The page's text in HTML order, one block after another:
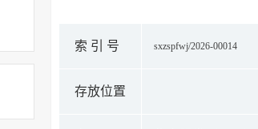
索 引 号 sxzspfwj/2026-00014
存放位置